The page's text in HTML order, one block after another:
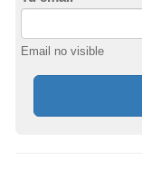
Email no visible